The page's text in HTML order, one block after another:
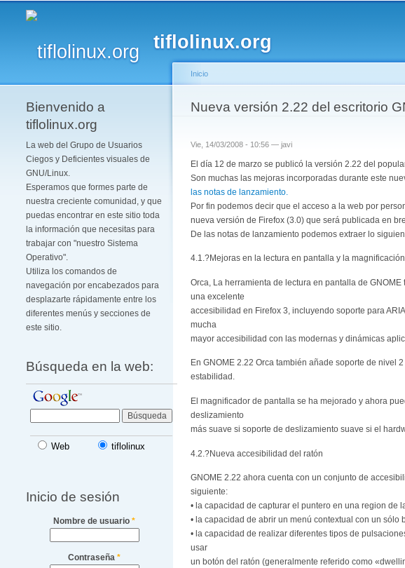
tiflolinux.org
Bienvenido a
tiflolinux.org
La web del Grupo de Usuarios
Ciegos y Deficientes visuales de
GNU/Linux.
Esperamos que formes parte de
nuestra creciente comunidad, y que
puedas encontrar en este sitio toda
la información que necesitas para
trabajar con "nuestro Sistema
Operativo".
Utiliza los comandos de
navegación por encabezados para
desplazarte rápidamente entre los
diferentes menús y secciones de
este sitio.
Búsqueda en la web:
Web tiflolinux
Inicio de sesión
Nombre de usuario *
Contraseña *
Se encuentra usted aquí
Inicio
Nueva versión 2.22 del escritorio
Vie, 14/03/2008 - 10:56 — javi
El día 12 de marzo se publicó la versión 2.22 del
Son muchas las mejoras incorporadas durante este
las notas de lanzamiento.
Por fin podemos decir que el acceso a la web por
nueva versión de Firefox (3.0) que será publicada en
De las notas de lanzamiento podemos extraer lo
4.1.?Mejoras en la lectura en pantalla y la magnificación
Orca, La herramienta de lectura en pantalla de
una excelente
accesibilidad en Firefox 3, incluyendo soporte para
mucha
mayor accesibilidad con las modernas y dinámicas
En GNOME 2.22 Orca también añade soporte de nivel
estabilidad.
El magnificador de pantalla se ha mejorado y ahora
deslizamiento
más suave si soporte de deslizamiento suave si el
4.2.?Nueva accesibilidad del ratón
GNOME 2.22 ahora cuenta con un conjunto de
siguiente:
• la capacidad de capturar el puntero en una region de
• la capacidad de abrir un menú contextual con un sólo
• la capacidad de realizar diferentes tipos de
usar
un botón del ratón (generalmente referido como